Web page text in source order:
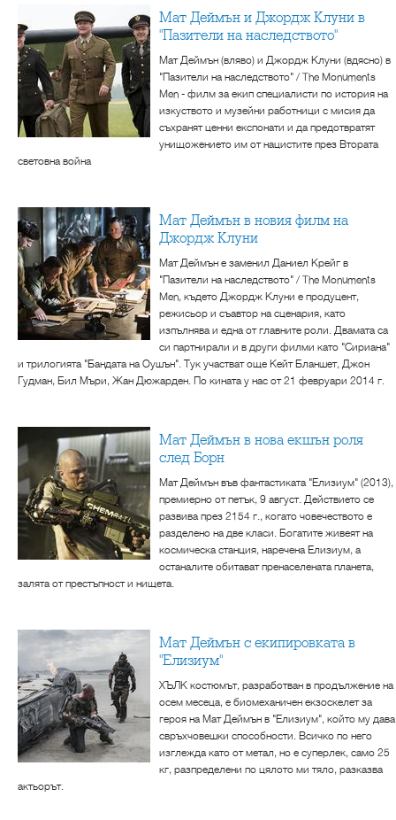
Мат Деймън и Джордж Клуни в
"Пазители на наследството"
Мат Деймън (вляво) и Джордж Клуни (вдясно) в
"Пазители на наследството" / The Monuments
Men - филм за екип специалисти по история на
изкуството и музейни работници с мисия да
съхранят ценни експонати и да предотвратят
унищожението им от нацистите през Втората
световна война
Мат Деймън в новия филм на
Джордж Клуни
Мат Деймън е заменил Даниел Крейг в
"Пазители на наследството" / The Monuments
Men, където Джордж Клуни е продуцент,
режисьор и съавтор на сценария, като
изпълнява и една от главните роли. Двамата са
си партнирали и в други филми като "Сириана"
и трилогията "Бандата на Оушън". Тук участват още Кейт Бланшет, Джон
Гудман, Бил Мъри, Жан Дюжарден. По кината у нас от 21 февруари 2014 г.
Мат Деймън в нова екшън роля
след Борн
Мат Деймън във фантастиката "Елизиум" (2013),
премиерно от петък, 9 август. Действието се
развива през 2154 г., когато човечеството е
разделено на две класи. Богатите живеят на
космическа станция, наречена Елизиум, а
останалите обитават пренаселената планета,
залята от престъпност и нищета.
Мат Деймън с екипировката в
"Елизиум"
ХЪЛК костюмът, разработван в продължение на
осем месеца, е биомеханичен екзоскелет за
героя на Мат Деймън в "Елизиум", който му дава
свръхчовешки способности. Всичко по него
изглежда като от метал, но е суперлек, само 25
кг, разпределени по цялото ми тяло, разказва
актьорът.